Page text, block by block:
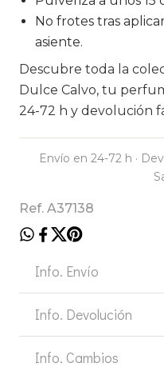
No frotes tras
asiente.
Descubre toda la
Dulce Calvo, tu
24-72 h y devolución
Envío en 24-72 h ·
Ref. A37138
Info. Envío
Info. Devolución
Info. Cambios